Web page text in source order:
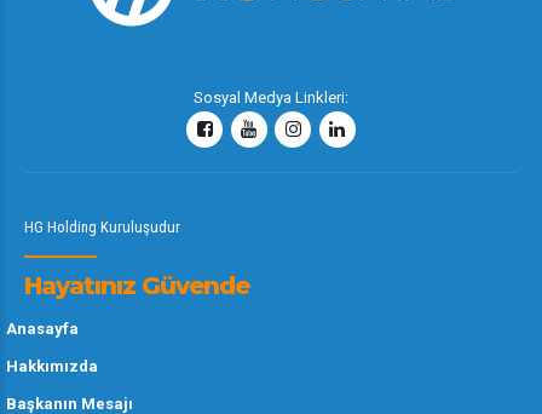
Sosyal Medya Linkleri:
HG Holding Kuruluşudur
Hayatınız Güvende
Anasayfa
Hakkımızda
Başkanın Mesajı